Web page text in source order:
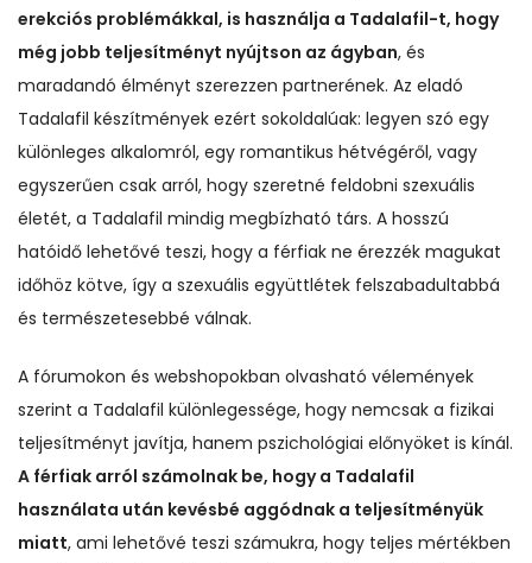
erekciós problémákkal, is használja a Tadalafil-t, hogy
még jobb teljesítményt nyújtson az ágyban, és
maradandó élményt szerezzen partnerének. Az eladó
Tadalafil készítmények ezért sokoldalúak: legyen szó egy
különleges alkalomról, egy romantikus hétvégéről, vagy
egyszerűen csak arról, hogy szeretné feldobni szexuális
életét, a Tadalafil mindig megbízható társ. A hosszú
hatóidő lehetővé teszi, hogy a férfiak ne érezzék magukat
időhöz kötve, így a szexuális együttlétek felszabadultabbá
és természetesebbé válnak.
A fórumokon és webshopokban olvasható vélemények
szerint a Tadalafil különlegessége, hogy nemcsak a fizikai
teljesítményt javítja, hanem pszichológiai előnyöket is kínál.
A férfiak arról számolnak be, hogy a Tadalafil
használata után kevésbé aggódnak a teljesítményük
miatt, ami lehetővé teszi számukra, hogy teljes mértékben